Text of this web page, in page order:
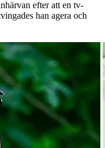
efter att en tv-
han agera och